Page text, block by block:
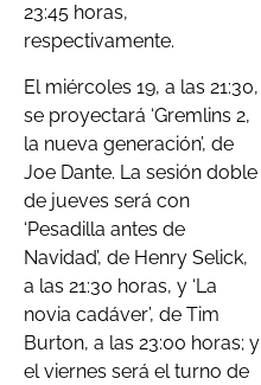
23:45 horas,
respectivamente.
El miércoles 19, a las 21:30,
se proyectará ‘Gremlins 2,
la nueva generación’, de
Joe Dante. La sesión doble
de jueves será con
‘Pesadilla antes de
Navidad’, de Henry Selick,
a las 21:30 horas, y ‘La
novia cadáver’, de Tim
Burton, a las 23:00 horas; y
el viernes será el turno de